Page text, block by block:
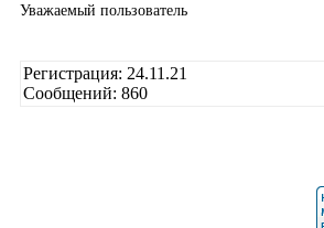
Уважаемый пользователь
Регистрация: 24.11.21
Сообщений: 860